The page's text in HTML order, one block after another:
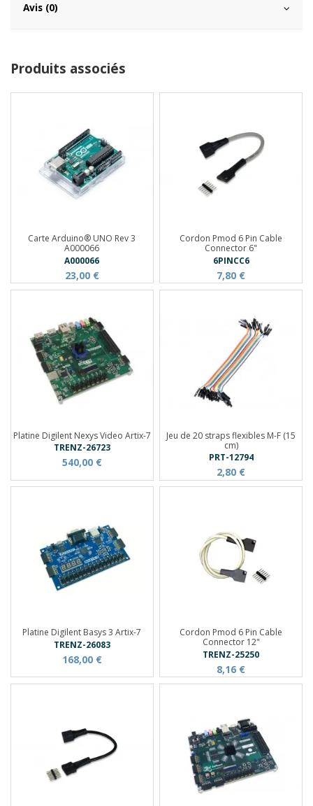
Avis (0)
Produits associés
Carte Arduino® UNO Rev 3
A000066
A000066
23,00 €
Cordon Pmod 6 Pin Cable
Connector 6"
6PINCC6
7,80 €
Platine Digilent Nexys Video Artix-7
TRENZ-26723
540,00 €
Jeu de 20 straps flexibles M-F (15
cm)
PRT-12794
2,80 €
Platine Digilent Basys 3 Artix-7
TRENZ-26083
168,00 €
Cordon Pmod 6 Pin Cable
Connector 12"
TRENZ-25250
8,16 €